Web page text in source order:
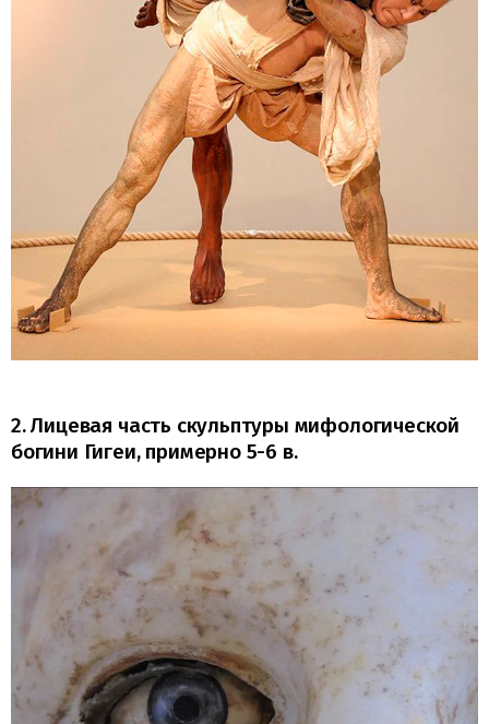
2. Лицевая часть скульптуры мифологической
богини Гигеи, примерно 5-6 в.